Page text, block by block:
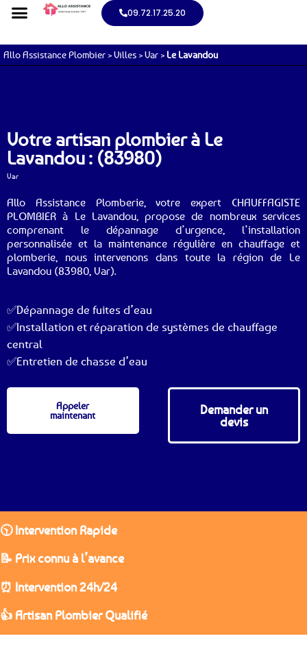
09.72.17.25.20
Allo Assistance Plombier >Villes >Var > Le Lavandou
Votre artisan plombier à Le
Lavandou : (83980)
Var
Allo Assistance Plomberie, votre expert CHAUFFAGISTE
PLOMBIER à Le Lavandou, propose de nombreux services
comprenant le dépannage d’urgence, l’installation
personnalisée et la maintenance régulière en chauffage et
plomberie, nous intervenons dans toute la région de Le
Lavandou (83980, Var).
✅Dépannage de fuites d’eau
✅Installation et réparation de systèmes de chauffage
central
✅Entretien de chasse d’eau
Appeler
maintenant
Demander un
devis
🕥 Intervention Rapide
📝 Prix connu à l’avance
⏰ Intervention 24h/24
👍 Artisan Plombier Qualifié